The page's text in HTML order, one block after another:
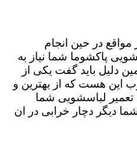
مواقع در حین انجام
پاکشوما شما نیاز به
دلیل باید گفت یکی از
این هست که از بهترین و
تعمیر لباسشویی شما
دیگر دچار خرابی در ان